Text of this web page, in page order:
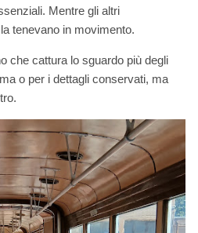
Mentre gli altri
tenevano in movimento.
che cattura lo sguardo più degli
o per i dettagli conservati, ma